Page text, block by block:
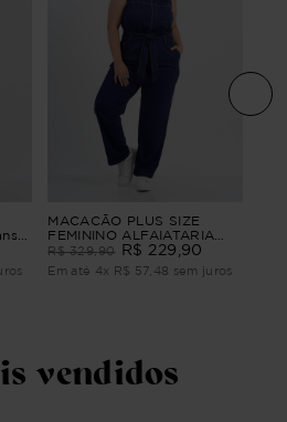
MACACÃO PLUS SIZE
FEMININO ALFAIATARIA
ENCANTO
R$ 329,90 R$ 229 90
Em até 4x R$ 57 48 sem juros
vendidos